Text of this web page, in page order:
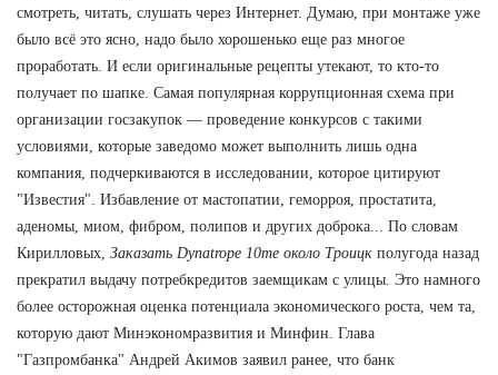
смотреть, читать, слушать через Интернет. Думаю, при монтаже уже
было всё это ясно, надо было хорошенько еще раз многое
проработать. И если оригинальные рецепты утекают, то кто-то
получает по шапке. Самая популярная коррупционная схема при
организации госзакупок — проведение конкурсов с такими
условиями, которые заведомо может выполнить лишь одна
компания, подчеркиваются в исследовании, которое цитируют
"Известия". Избавление от мастопатии, геморроя, простатита,
аденомы, миом, фибром, полипов и других доброка... По словам
Кирилловых, Заказать Dynatrope 10me около Троицк полугода назад
прекратил выдачу потребкредитов заемщикам с улицы. Это намного
более осторожная оценка потенциала экономического роста, чем та,
которую дают Минэкономразвития и Минфин. Глава
"Газпромбанка" Андрей Акимов заявил ранее, что банк